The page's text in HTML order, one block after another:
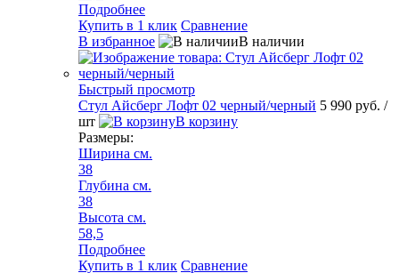
Подробнее
Купить в 1 клик Сравнение
В избранное
В наличии
Быстрый просмотр
Стул Айсберг Лофт 02 черный/черный 5 990 руб. /
шт
В корзину
Размеры:
Ширина см.
38
Глубина см.
38
Высота см.
58,5
Подробнее
Купить в 1 клик Сравнение